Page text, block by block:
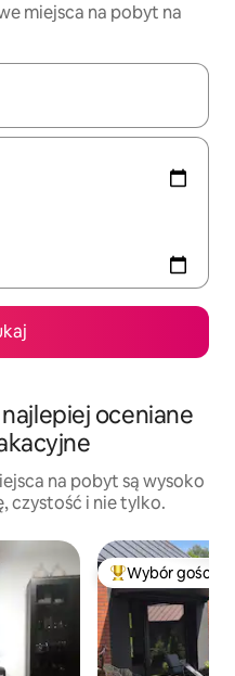
miejsca na pobyt na
poruszać się po nich za
oceniane
na pobyt są wysoko
czystość i nie tylko.
gości Wybór gości